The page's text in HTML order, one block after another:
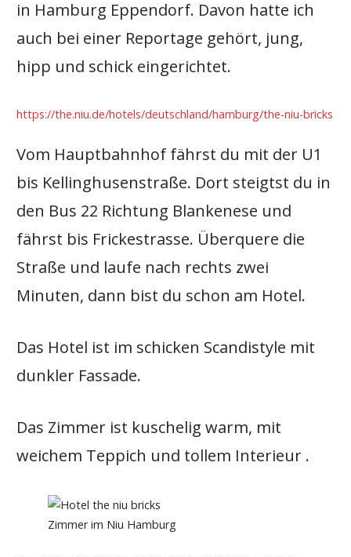
in Hamburg Eppendorf. Davon hatte ich
auch bei einer Reportage gehört, jung,
hipp und schick eingerichtet.
https://the.niu.de/hotels/deutschland/hamburg/the-niu-bricks
Vom Hauptbahnhof fährst du mit der U1
bis Kellinghusenstraße. Dort steigtst du in
den Bus 22 Richtung Blankenese und
fährst bis Frickestrasse. Überquere die
Straße und laufe nach rechts zwei
Minuten, dann bist du schon am Hotel.
Das Hotel ist im schicken Scandistyle mit
dunkler Fassade.
Das Zimmer ist kuschelig warm, mit
weichem Teppich und tollem Interieur .
Zimmer im Niu Hamburg